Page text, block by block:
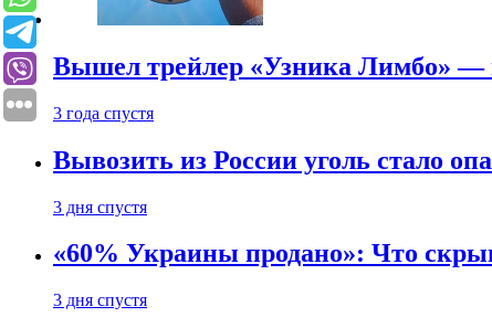
Вышел трейлер «Узника Лимбо» —
3 года спустя
Вывозить из России уголь стало
3 дня спустя
«60% Украины продано»: Что
3 дня спустя